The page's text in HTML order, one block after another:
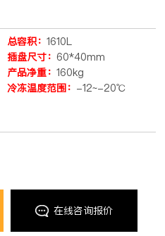
总容积： 1610L
插盘尺寸： 60*40mm
产品净重： 160kg
冷冻温度范围： -12~-20℃
在线咨询报价